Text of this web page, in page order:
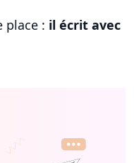
place : il écrit avec